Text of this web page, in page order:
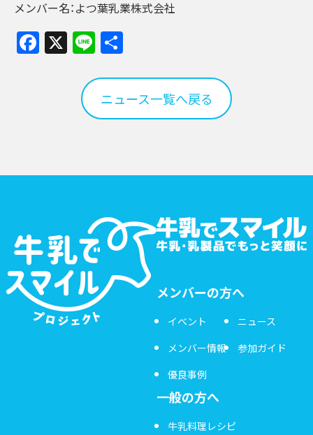
メンバー名：よつ葉乳業株式会社
Facebook
X Line
ニュース一覧へ戻る
メンバーの方へ
イベント
メンバー情報
優良事例
ニュース
参加ガイド
一般の方へ
牛乳料理レシピ